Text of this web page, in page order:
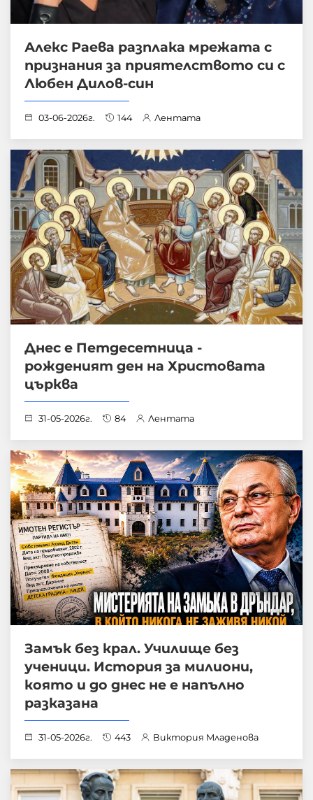
Алекс Раева разплака мрежата с
признания за приятелството си с
Любен Дилов-син
03-06-2026г. 144 Лентата
Днес е Петдесетница -
рожденият ден на Христовата
църква
31-05-2026г. 84 Лентата
Замък без крал. Училище без
ученици. История за милиони,
която и до днес не е напълно
разказана
31-05-2026г. 443 Виктория Младенова